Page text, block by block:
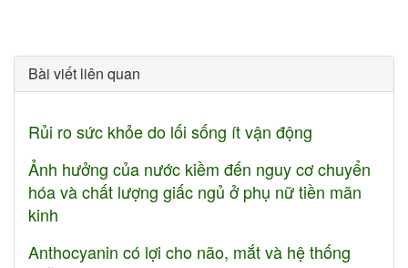
Bài viết liên quan
Rủi ro sức khỏe do lối sống ít vận động
Ảnh hưởng của nước kiềm đến nguy cơ chuyển
hóa và chất lượng giấc ngủ ở phụ nữ tiền mãn
kinh
Anthocyanin có lợi cho não, mắt và hệ thống